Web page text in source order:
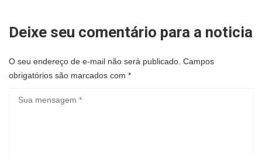
Deixe seu comentário para a noticia
O seu endereço de e-mail não será publicado. Campos
obrigatórios são marcados com *